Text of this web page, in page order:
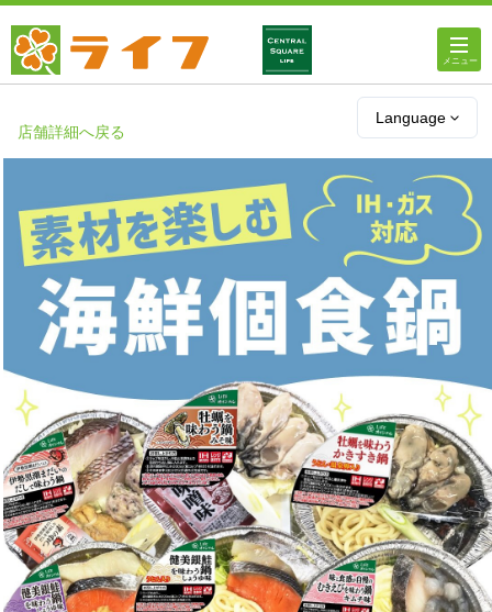
Language
ライフのオンラインストア
ライフネットスーパー
IR情報
採用情報
お問い合わせ
店舗詳細へ戻る